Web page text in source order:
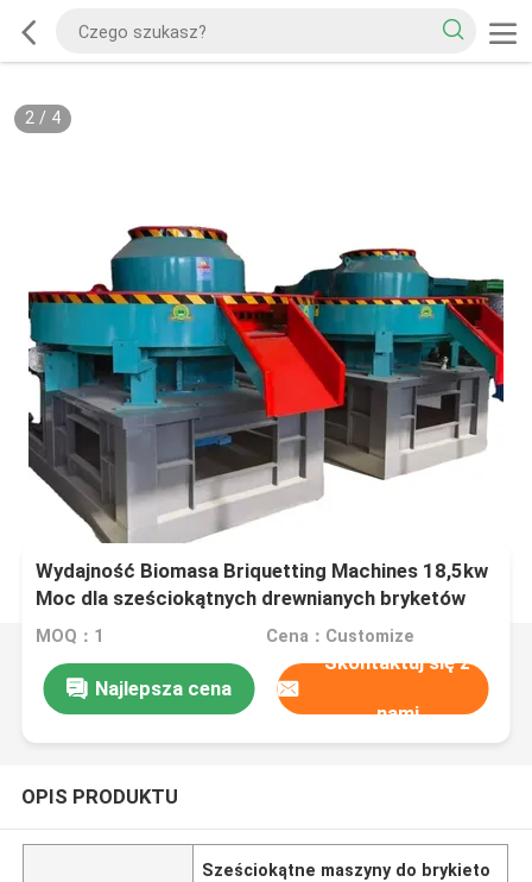
2/ 4
Wydajność Biomasa Briquetting Machines 18,5kw
Moc dla sześciokątnych drewnianych bryketów
MOQ：1 Cena：Customize
Najlepsza cena
Skontaktuj się z
nami
OPIS PRODUKTU
Sześciokątne maszyny do brykieto